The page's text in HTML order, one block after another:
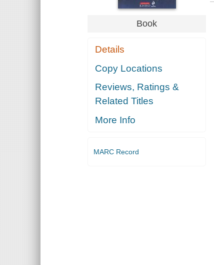
Book
Details
Copy Locations
Reviews, Ratings &
Related Titles
More Info
MARC Record